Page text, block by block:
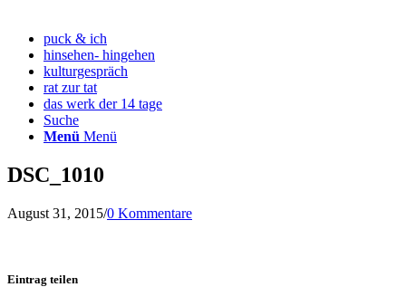
puck & ich
hinsehen- hingehen
kulturgespräch
rat zur tat
das werk der 14 tage
Suche
Menü Menü
DSC_1010
August 31, 2015/0 Kommentare
Eintrag teilen